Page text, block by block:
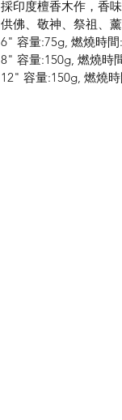
採印度檀香木作，香
供佛、敬神、祭祖、薰
6" 容量:75g, 燃燒時間
8" 容量:150g, 燃燒時
12" 容量:150g, 燃燒